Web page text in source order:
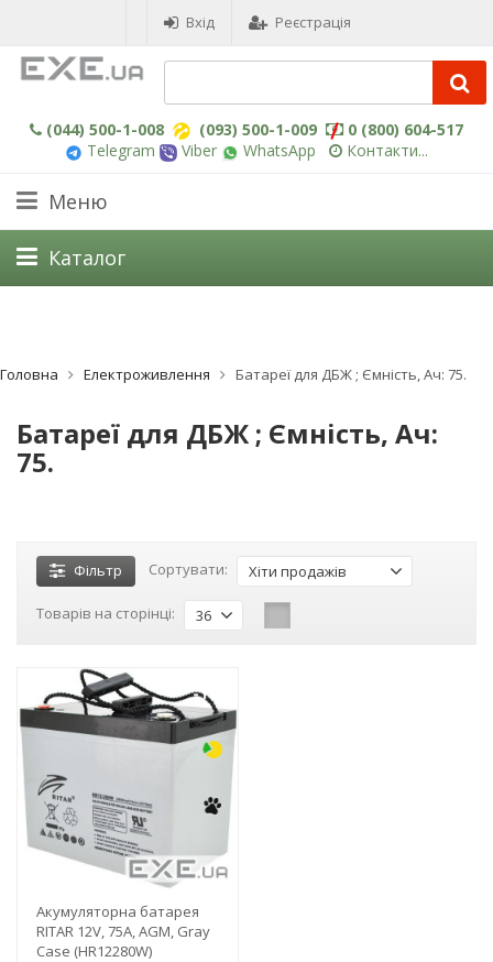
Вхід Реєстрація
(044) 500-1-008 (093) 500-1-009
0 (800) 604-517
Telegram
Viber WhatsApp Контакти...
Меню
Каталог
Головна Електроживлення Батареї для ДБЖ ; Ємність, Ач: 75.
Батареї для ДБЖ ; Ємність, Ач:
75.
Фільтр Сортувати: Хіти продажів
Товарів на сторінці: 36
-10%
Акумуляторна батарея
RITAR 12V, 75A, AGM, Gray
Case (HR12280W)